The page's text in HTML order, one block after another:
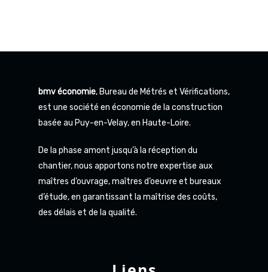
bmv économie, Bureau de Métrés et Vérifications,
est une société en économie de la construction
basée au Puy-en-Velay, en Haute-Loire.
De la phase amont jusqu’à la réception du
chantier, nous apportons notre expertise aux
maîtres d’ouvrage, maîtres d’oeuvre et bureaux
d’étude, en garantissant la maîtrise des coûts,
des délais et de la qualité.